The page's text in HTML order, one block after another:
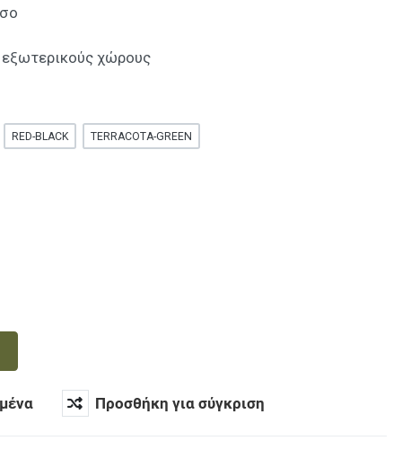
εξωτερικούς χώρους
RED-BLACK TERRACOTA-GREEN
Προσθήκη για σύγκριση